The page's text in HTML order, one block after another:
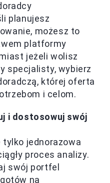
planujesz
możesz to
platformy
jeżeli wolisz
specjalisty, wybierz
której oferta
i celom.
i dostosowuj swój
jednorazowa
proces analizy.
swój portfel
na